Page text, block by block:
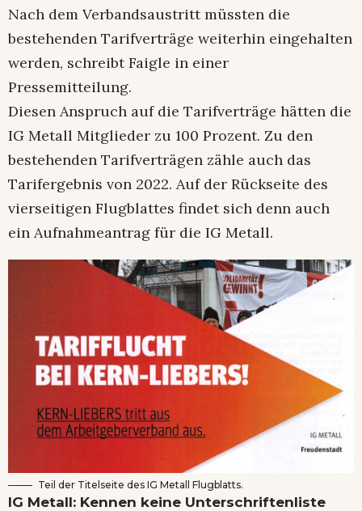
Nach dem Verbandsaustritt müssten die
bestehenden Tarifverträge weiterhin eingehalten
werden, schreibt Faigle in einer
Pressemitteilung.
Diesen Anspruch auf die Tarifverträge hätten die
IG Metall Mitglieder zu 100 Prozent. Zu den
bestehenden Tarifverträgen zähle auch das
Tarifergebnis von 2022. Auf der Rückseite des
vierseitigen Flugblattes findet sich denn auch
ein Aufnahmeantrag für die IG Metall.
Teil der Titelseite des IG Metall Flugblatts.
IG Metall: Kennen keine Unterschriftenliste